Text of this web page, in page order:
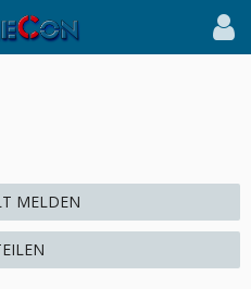
MELDEN